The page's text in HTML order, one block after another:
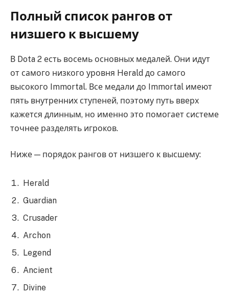
Полный список рангов от
низшего к высшему
В Dota 2 есть восемь основных медалей. Они идут
от самого низкого уровня Herald до самого
высокого Immortal. Все медали до Immortal имеют
пять внутренних ступеней, поэтому путь вверх
кажется длинным, но именно это помогает системе
точнее разделять игроков.
Ниже — порядок рангов от низшего к высшему:
Herald
Guardian
Crusader
Archon
Legend
Ancient
Divine